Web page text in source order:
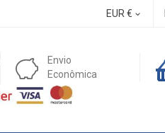
EUR € 
Envio
Econômica